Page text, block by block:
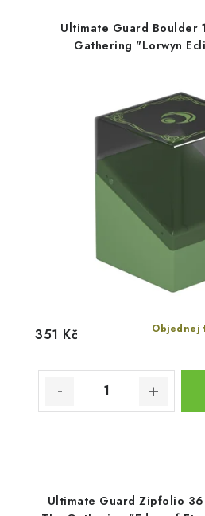
Ultimate Guard Boulder
Gathering "Lorwyn
Objednej
351 Kč
Ultimate Guard Zipfolio